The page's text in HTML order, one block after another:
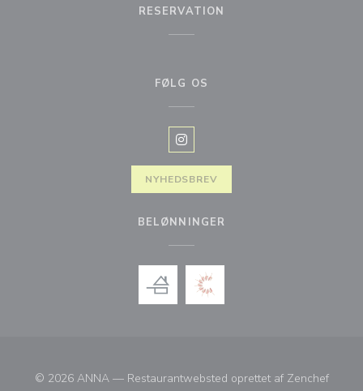
RESERVATION
FØLG OS
Instagram ((åbner i et nyt
NYHEDSBREV
BELØNNINGER
© 2026 ANNA — Restaurantwebsted oprettet af Zenchef